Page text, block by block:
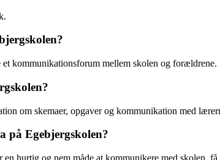
kommunikationsforum mellem skolen og forældrene.
om skemaer, opgaver og kommunikation med
på Egebjergskolen?
hurtig og nem måde at kommunikere med skolen,